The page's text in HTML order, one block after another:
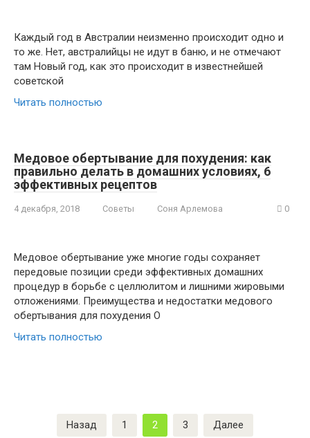
Каждый год в Австралии неизменно происходит одно и
то же. Нет, австралийцы не идут в баню, и не отмечают
там Новый год, как это происходит в известнейшей
советской
Читать полностью
Медовое обертывание для похудения: как
правильно делать в домашних условиях, 6
эффективных рецептов
4 декабря, 2018 Советы Соня Арлемова 0
Медовое обертывание уже многие годы сохраняет
передовые позиции среди эффективных домашних
процедур в борьбе с целлюлитом и лишними жировыми
отложениями. Преимущества и недостатки медового
обертывания для похудения О
Читать полностью
Назад 1 2 3 Далее